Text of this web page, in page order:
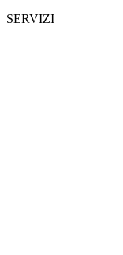
SERVIZI